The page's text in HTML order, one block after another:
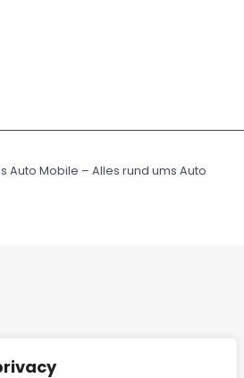
Auto Mobile – Alles rund ums Auto